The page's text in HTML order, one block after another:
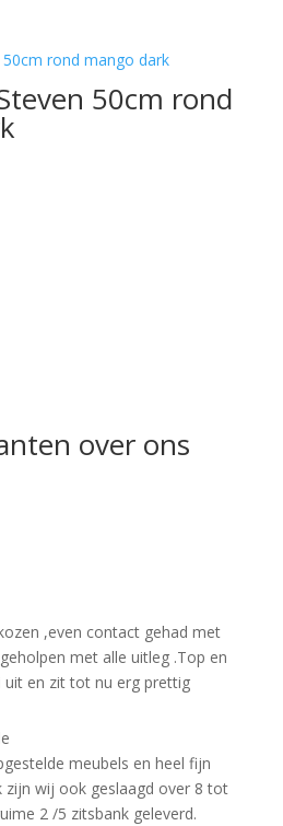
50cm rond
over ons
,even contact gehad met
met alle uitleg .Top en
en zit tot nu erg prettig
meubels en heel fijn
zijn wij ook geslaagd over 8 tot
2 /5 zitsbank geleverd.